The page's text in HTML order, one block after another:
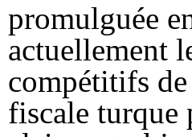
promulguée
actuellement
compétitifs
fiscale turque